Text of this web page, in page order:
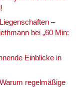
–
bei „60 Min:
Ein­bli­cke in
regel­mä­ßi­ge